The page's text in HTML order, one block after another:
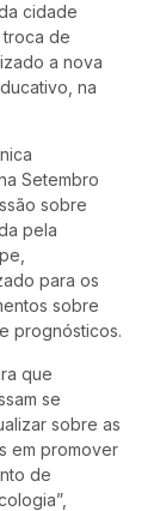
cidade
de
a nova
na
Setembro
sobre
pela
para os
sobre
prognósticos.
que
se
sobre as
em promover
de